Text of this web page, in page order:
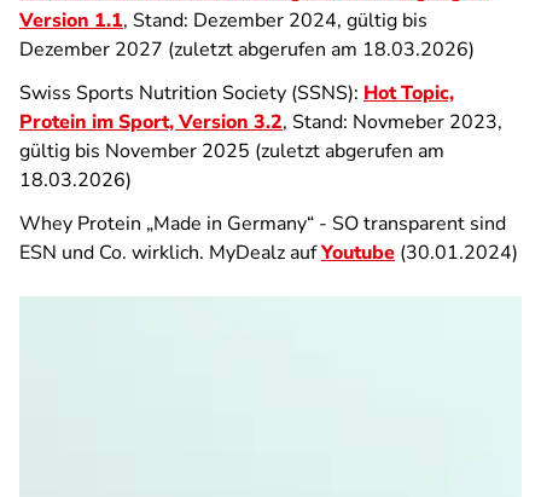
Version 1.1, Stand: Dezember 2024, gültig bis
Dezember 2027 (zuletzt abgerufen am 18.03.2026)
Swiss Sports Nutrition Society (SSNS): Hot Topic,
Protein im Sport, Version 3.2, Stand: Novmeber 2023,
gültig bis November 2025 (zuletzt abgerufen am
18.03.2026)
Whey Protein „Made in Germany“ - SO transparent sind
ESN und Co. wirklich. MyDealz aufYoutube (30.01.2024)